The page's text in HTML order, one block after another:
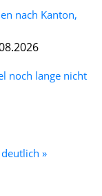
nach Kanton,
noch lange nicht
»